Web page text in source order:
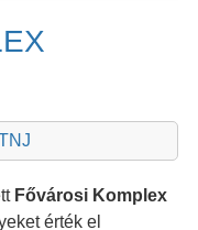
Fővárosi Komplex
érték el